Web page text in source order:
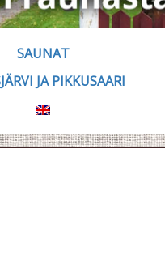
SAUNAT
JA PIKKUSAARI